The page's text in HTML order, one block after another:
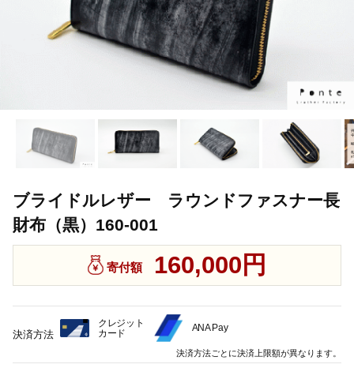
ブライドルレザー ラウンドファスナー長
財布（黒）160-001
寄付額 160,000円
決済方法
クレジット
カード
ANA Pay
決済方法ごとに決済上限額が異なります。